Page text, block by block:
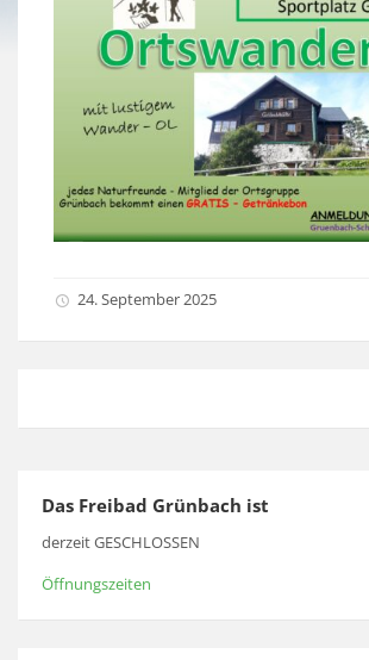
24. September 2025
Das Freibad Grünbach ist
derzeit GESCHLOSSEN
Öffnungszeiten